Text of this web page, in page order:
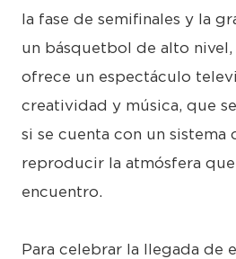
la fase de semifinales y la
un básquetbol de alto nivel,
ofrece un espectáculo
creatividad y música, que
si se cuenta con un sistema
reproducir la atmósfera que
encuentro.
Para celebrar la llegada de